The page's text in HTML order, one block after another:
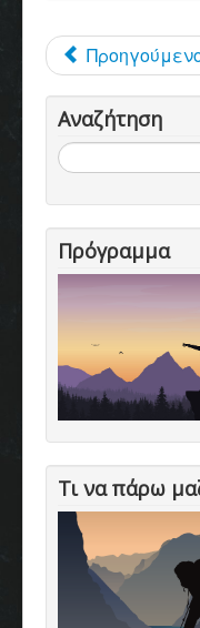
Αναζήτηση
Αναζήτηση...
Πρόγραμμα
Τι να πάρω